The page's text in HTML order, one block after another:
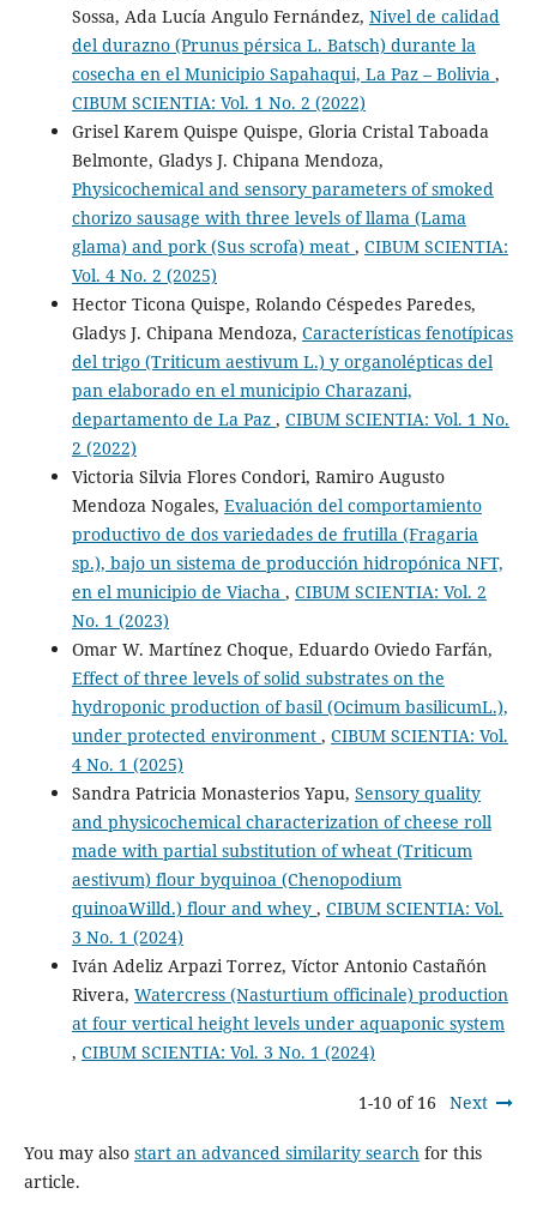
Sossa, Ada Lucía Angulo Fernández, Nivel de calidad
del durazno (Prunus pérsica L. Batsch) durante la
cosecha en el Municipio Sapahaqui, La Paz – Bolivia ,
CIBUM SCIENTIA: Vol. 1 No. 2 (2022)
Grisel Karem Quispe Quispe, Gloria Cristal Taboada
Belmonte, Gladys J. Chipana Mendoza,
Physicochemical and sensory parameters of smoked
chorizo sausage with three levels of llama (Lama
glama) and pork (Sus scrofa) meat , CIBUM SCIENTIA:
Vol. 4 No. 2 (2025)
Hector Ticona Quispe, Rolando Céspedes Paredes,
Gladys J. Chipana Mendoza, Características fenotípicas
del trigo (Triticum aestivum L.) y organolépticas del
pan elaborado en el municipio Charazani,
departamento de La Paz , CIBUM SCIENTIA: Vol. 1 No.
2 (2022)
Victoria Silvia Flores Condori, Ramiro Augusto
Mendoza Nogales, Evaluación del comportamiento
productivo de dos variedades de frutilla (Fragaria
sp.), bajo un sistema de producción hidropónica NFT,
en el municipio de Viacha , CIBUM SCIENTIA: Vol. 2
No. 1 (2023)
Omar W. Martínez Choque, Eduardo Oviedo Farfán,
Effect of three levels of solid substrates on the
hydroponic production of basil (Ocimum basilicumL.),
under protected environment , CIBUM SCIENTIA: Vol.
4 No. 1 (2025)
Sandra Patricia Monasterios Yapu, Sensory quality
and physicochemical characterization of cheese roll
made with partial substitution of wheat (Triticum
aestivum) flour byquinoa (Chenopodium
quinoaWilld.) flour and whey , CIBUM SCIENTIA: Vol.
3 No. 1 (2024)
Iván Adeliz Arpazi Torrez, Víctor Antonio Castañón
Rivera, Watercress (Nasturtium officinale) production
at four vertical height levels under aquaponic system
, CIBUM SCIENTIA: Vol. 3 No. 1 (2024)
1-10 of 16 Next
You may also start an advanced similarity searchfor this
article.